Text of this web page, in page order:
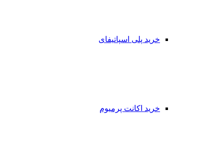
خرید پلی اسپاتیفای
خرید اکانت پرمیوم